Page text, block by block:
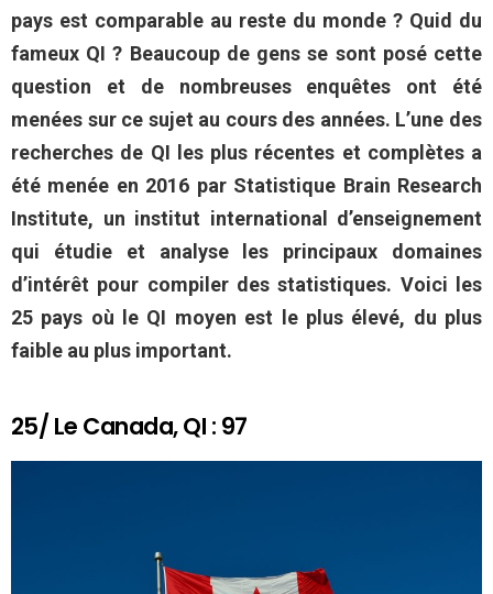
pays est comparable au reste du monde ? Quid du
fameux QI ? Beaucoup de gens se sont posé cette
question et de nombreuses enquêtes ont été
menées sur ce sujet au cours des années. L’une des
recherches de QI les plus récentes et complètes a
été menée en 2016 par Statistique Brain Research
Institute, un institut international d’enseignement
qui étudie et analyse les principaux domaines
d’intérêt pour compiler des statistiques. Voici les
25 pays où le QI moyen est le plus élevé, du plus
faible au plus important.
25/ Le Canada, QI : 97